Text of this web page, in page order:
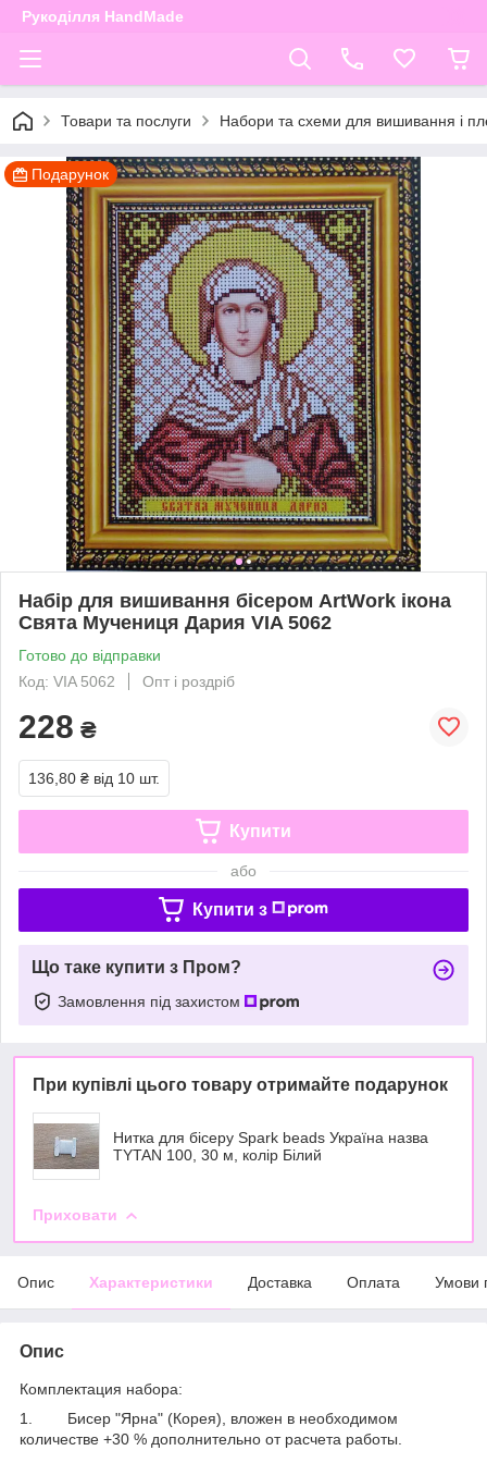
Рукоділля HandMade
Товари та послуги Набори та схеми для вишивання і
Подарунок
Набір для вишивання бісером ArtWork ікона
Свята Мучениця Дария VIA 5062
Готово до відправки
Код: VIA 5062
Опт і роздріб
228 ₴
136,80 ₴ від 10 шт.
Купити
або
Купити з
Що таке купити з Пром?
Замовлення під захистом
При купівлі цього товару отримайте подарунок
Нитка для бісеру Spark beads Україна назва
TYTAN 100, 30 м, колір Білий
Приховати
Опис Характеристики Доставка Оплата Умови
Опис
Комплектация набора:
1. Бисер "Ярна" (Корея), вложен в необходимом
количестве +30 % дополнительно от расчета работы.